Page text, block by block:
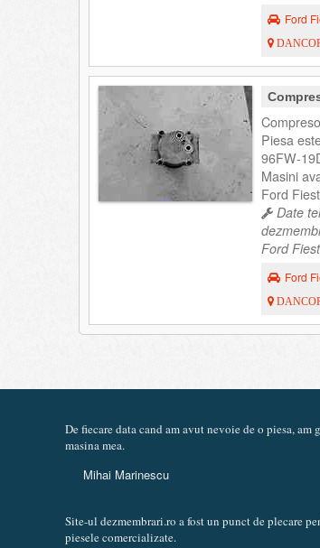
Ford
Piesa
96FW-
Masini
Ford
Date
Ford
Ford
De fiecare data cand am avut nevoie de o piesa,
masina mea.
Mihai Marinescu
Site-ul dezmembrari.ro a fost un punct de plecare
piesele comercializate.